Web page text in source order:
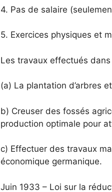
4. Pas de salaire
5. Exercices physiques et
Les travaux effectués
(a) La plantation d’arbres
b) Creuser des fossés
production optimale pour
c) Effectuer des travaux
économique germanique.
Juin 1933 – Loi sur la